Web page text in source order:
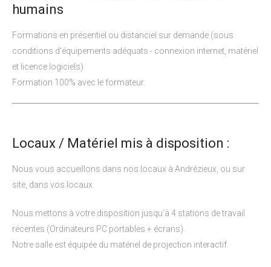
humains
Formations en présentiel ou distanciel sur demande (sous
conditions d'équipements adéquats - connexion internet, matériel
et licence logiciels)
Formation 100% avec le formateur.
Locaux / Matériel mis à disposition :
Nous vous accueillons dans nos locaux à Andrézieux, ou sur
site, dans vos locaux.
Nous mettons à votre disposition jusqu'à 4 stations de travail
récentes (Ordinateurs PC portables + écrans).
Notre salle est équipée du matériel de projection interactif.